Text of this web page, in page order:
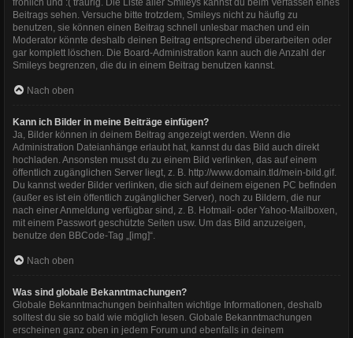
fröhlich und :( traurig. Die Liste aller Smileys kannst du beim Verfassen eines
Beitrags sehen. Versuche bitte trotzdem, Smileys nicht zu häufig zu
benutzen, sie können einen Beitrag schnell unlesbar machen und ein
Moderator könnte deshalb deinen Beitrag entsprechend überarbeiten oder
gar komplett löschen. Die Board-Administration kann auch die Anzahl der
Smileys begrenzen, die du in einem Beitrag benutzen kannst.
Nach oben
Kann ich Bilder in meine Beiträge einfügen?
Ja, Bilder können in deinem Beitrag angezeigt werden. Wenn die
Administration Dateianhänge erlaubt hat, kannst du das Bild auch direkt
hochladen. Ansonsten musst du zu einem Bild verlinken, das auf einem
öffentlich zugänglichen Server liegt, z. B. http://www.domain.tld/mein-bild.gif.
Du kannst weder Bilder verlinken, die sich auf deinem eigenen PC befinden
(außer es ist ein öffentlich zugänglicher Server), noch zu Bildern, die nur
nach einer Anmeldung verfügbar sind, z. B. Hotmail- oder Yahoo-Mailboxen,
mit einem Passwort geschützte Seiten usw. Um das Bild anzuzeigen,
benutze den BBCode-Tag „[img]“.
Nach oben
Was sind globale Bekanntmachungen?
Globale Bekanntmachungen beinhalten wichtige Informationen, deshalb
solltest du sie so bald wie möglich lesen. Globale Bekanntmachungen
erscheinen ganz oben in jedem Forum und ebenfalls in deinem